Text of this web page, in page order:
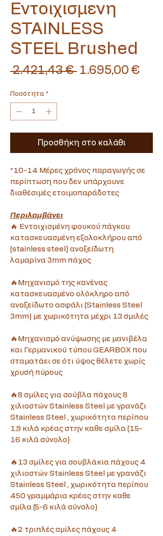
Εντοιχισμενη
STAINLESS
STEEL Brushed
2.421,43 € Κανονική
1.695,00 €
Ποσότητα *
Προσθήκη στο καλάθι
*10-14 Μέρες χρόνος παραγωγής σε
περίπτωση που δεν υπάρχουνε
διαθέσιμές ετοιμοπαράδοτες
Περιλαμβάνει
🔥 Εντοιχισμένη φουκού πάγκου
κατασκευασμένη εξολοκλήρου από
(stainless steel) ανοξείδωτη
λαμαρίνα 3mm πάχος
🔥Μηχανισμό της κανένας
κατασκευασμένο ολόκληρο από
ανοξείδωτο ασφάλι (Stainless Steel
3mm) με χωρικότητα μέχρι 13 σμιλές
🔥Μηχανισμό ανύψωσης με μανιβέλα
και Γερμανικού τύπου GEARBOX που
σταματάει σε ότι ύψος θέλετε χωρίς
χρυσή πύρους
🔥8 σμίλες για σούβλα πάχους 8
χιλιοστών Stainless Steel με γρανάζι
Stainless Steel , χωρικότητα περίπου
1,9 κιλά κρέας στην καθε σμίλα (15-
16 κιλά σύνολο)
🔥13 σμίλες για σουβλάκια πάχους 4
χιλιοστών Stainless Steel με γρανάζι
Stainless Steel , χωρικότητα περίπου
450 γραμμάρια κρέας στην καθε
σμίλα (5-6 κιλά σύνολο)
🔥2 τριπλές σμίλες πάχους 4